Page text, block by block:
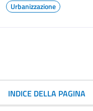
Urbanizzazione
INDICE DELLA PAGINA